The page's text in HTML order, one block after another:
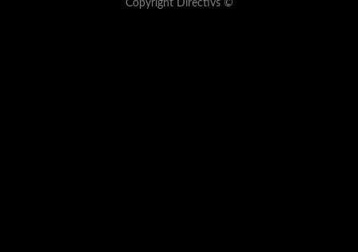
Copyright Directivs ©